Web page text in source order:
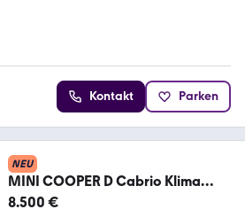
Kontakt Parken
NEU
MINI COOPER D Cabrio Klima
Scheckh. Keyless Start
8.500 €